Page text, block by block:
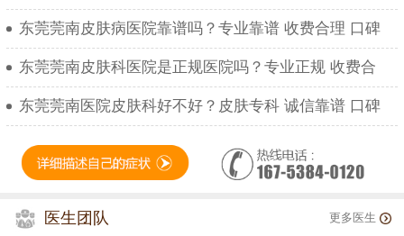
东莞莞南皮肤病医院靠谱吗？专业靠谱 收费合理 口碑
东莞莞南皮肤科医院是正规医院吗？专业正规 收费合
东莞莞南医院皮肤科好不好？皮肤专科 诚信靠谱 口碑
医生团队 更多医生